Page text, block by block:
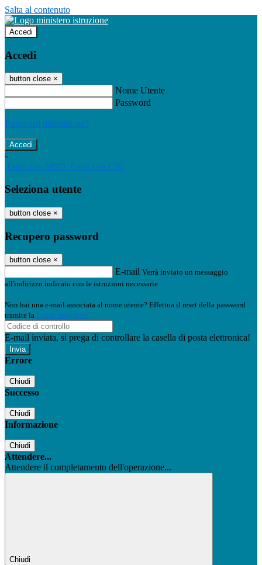
Salta al contenuto
Accedi
Accedi
button close ×
Nome Utente
Password
Password dimenticata?
-
Entra con SPID Entra con CIE
Seleziona utente
button close ×
Recupero password
button close ×
E-mail Verrà inviato un messaggio
all'indirizzo indicato con le istruzioni necessarie.
Non hai una e-mail associata al nome utente? Effettua il reset della password
tramite la Login Spaggiari
E-mail inviata, si prega di controllare la casella di posta elettronica!
Errore
Chiudi
Successo
Chiudi
Informazione
Chiudi
Attendere...
Attendere il completamento dell'operazione...
Chiudi